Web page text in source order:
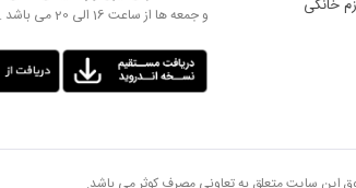
خانگی
و جمعه ها از ساعت 16 الی 20 می باشد .
این سایت متعلق به تعاونی مصرف کوثر می باشد.